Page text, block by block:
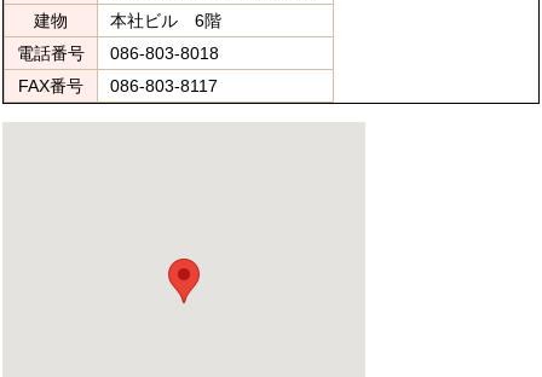
建物
本社ビル 6階
電話番号
086-803-8018
FAX番号
086-803-8117